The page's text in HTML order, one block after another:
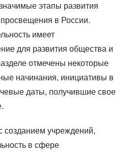
этапы развития
в России.
имеет
для развития общества и
отмечены некоторые
начинания, инициативы в
даты, получившие свое
созданием учреждений,
в сфере